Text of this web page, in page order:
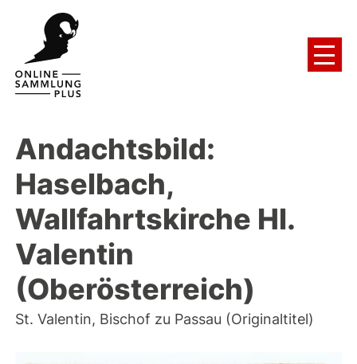
Andachtsbild:
Haselbach,
Wallfahrtskirche Hl.
Valentin
(Oberösterreich)
St. Valentin, Bischof zu Passau (Originaltitel)